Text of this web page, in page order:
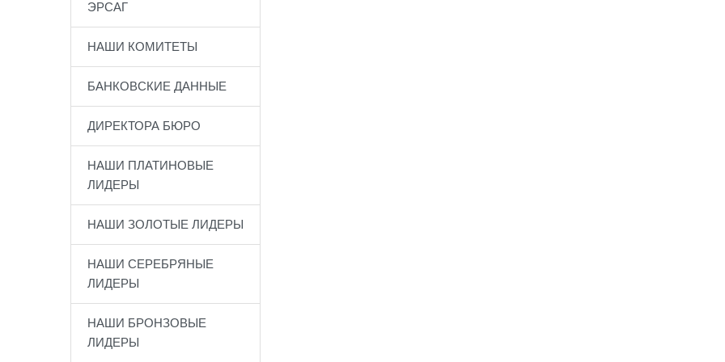
ЭРСАГ
НАШИ КОМИТЕТЫ
БАНКОВСКИЕ ДАННЫЕ
ДИРЕКТОРА БЮРО
НАШИ ПЛАТИНОВЫЕ
ЛИДЕРЫ
НАШИ ЗОЛОТЫЕ ЛИДЕРЫ
НАШИ СЕРЕБРЯНЫЕ
ЛИДЕРЫ
НАШИ БРОНЗОВЫЕ
ЛИДЕРЫ